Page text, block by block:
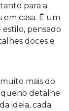
para a
casa. É um
pensado
doces e
mais do
detalhe
ideia, cada